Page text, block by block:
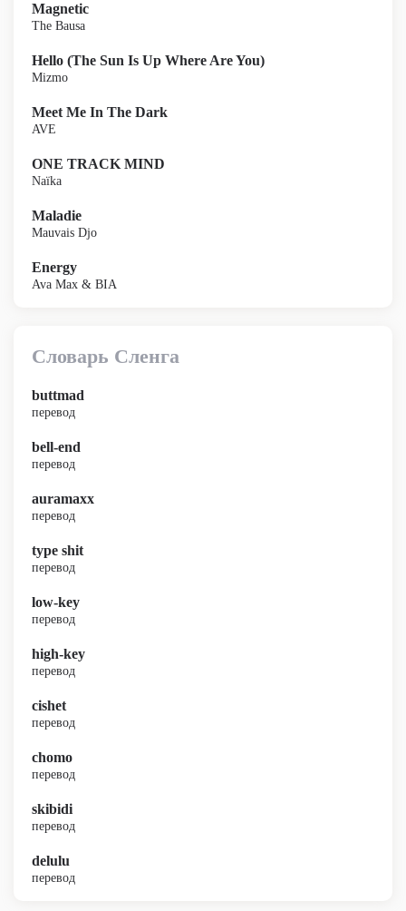
Magnetic
The Bausa
Hello (The Sun Is Up Where Are You)
Mizmo
Meet Me In The Dark
AVE
ONE TRACK MIND
Naïka
Maladie
Mauvais Djo
Energy
Ava Max & BIA
Словарь Сленга
buttmad
перевод
bell-end
перевод
auramaxx
перевод
type shit
перевод
low-key
перевод
high-key
перевод
cishet
перевод
chomo
перевод
skibidi
перевод
delulu
перевод